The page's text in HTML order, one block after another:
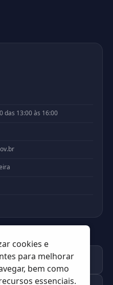
das 13:00 às 16:00
cookies e
para melhorar
bem como
essenciais.